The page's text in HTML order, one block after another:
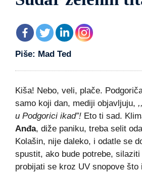
Piše: Mad Ted
Kiša! Nebo, veli, plače.
samo koji dan, mediji objavljuju,
u Podgorici ikad”! Eto ti sad.
Anđa, diže paniku, treba selit
Kolašin, nije daleko, i odatle se
spustit, ako bude potrebe, silaziti
probijati se kroz UV snopove što